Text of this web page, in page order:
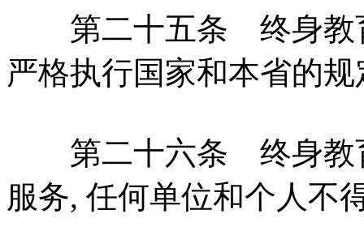
第二十五条 终身教育
严格执行国家和本省的规
第二十六条 终身教育
服务, 任何单位和个人不